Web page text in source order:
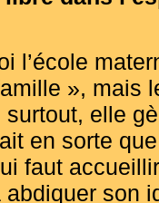
l’école
», mais
elle
en sorte
faut
son